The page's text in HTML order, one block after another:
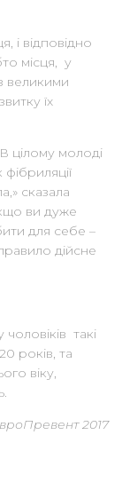
і відповідно
місця, у
великими
їх
цілому молоді
сказала
ви дуже
для себе –
дійсне
такі
років, та
віку,
2017